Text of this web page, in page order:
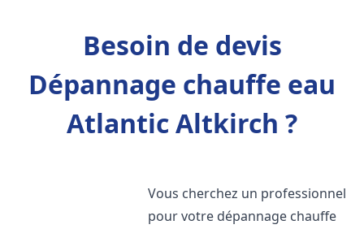
Besoin de devis
Dépannage chauffe eau
Atlantic Altkirch ?
Vous cherchez un professionnel
pour votre dépannage chauffe